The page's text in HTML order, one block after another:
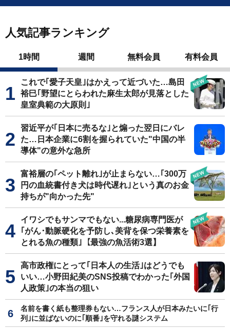
人気記事ランキング
1時間 週間 無料会員 有料会員
これで｢愛子天皇｣はかえって近づいた…島田
裕巳｢野望にとらわれた麻生太郎が見落とした
皇室典範の大原則｣
習近平が｢日本に売るな｣と煽った翌日にバレ
た…日本企業に6割を握られていた"中国の半
導体"の意外な急所
富裕層の｢ペット離れ｣が止まらない…｢300万
円の血統書付き犬は時代遅れ｣という真のお金
持ちが"向かった先"
イワシでもサンマでもない...糖尿病専門医が
｢がん･動脈硬化を予防し､美背を保つ栄養素を
とれる魚の種類｣【最強の魚活術3選】
高市政権にとって｢日本人の生活｣はどうでも
いい…小野田紀美のSNS投稿でわかった｢外国
人政策｣の本当の狙い
名前を書く紙も整理券もない…フランス人が日本みたいに｢行
列｣に並ばないのに｢順番｣を守れる謎システム